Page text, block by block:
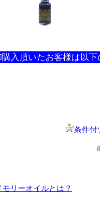
入頂いたお客様は以
条件付
リーオイルとは？